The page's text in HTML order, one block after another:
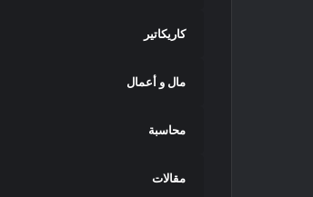
كاريكاتير
مال و أعمال
محاسبة
مقالات